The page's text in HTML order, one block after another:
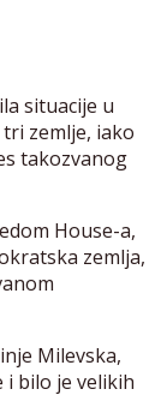
situacije u
zemlje, iako
takozvanog
House-a,
zemlja,
Milevska,
i bilo je velikih